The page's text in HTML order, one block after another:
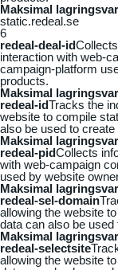
Maksimal
static.redeal.se
6
redeal-deal-id
interaction with web-
campaign-platform
products.
Maksimal
redeal-idTracks the
website to compile
also be used to
Maksimal
redeal-pidCollects
with web-campaign
used by website
Maksimal
redeal-sel-domain
allowing the website
data can also be
Maksimal
redeal-selectsite
allowing the website